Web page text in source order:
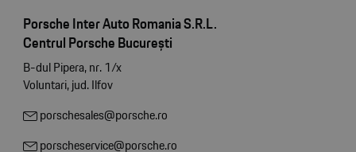
Porsche Inter Auto Romania S.R.L.
Centrul Porsche București
B-dul Pipera, nr. 1/x
Voluntari, jud. Ilfov
porschesales@porsche.ro
porscheservice@porsche.ro